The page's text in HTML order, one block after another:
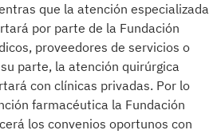
que la atención especializada
por parte de la Fundación
proveedores de servicios o
parte, la atención quirúrgica
con clínicas privadas. Por lo
farmacéutica la Fundación
los convenios oportunos con